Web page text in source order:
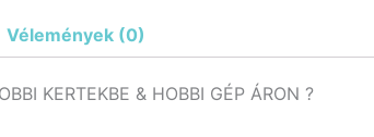
Vélemények (0)
KERTEKBE & HOBBI GÉP ÁRON ?